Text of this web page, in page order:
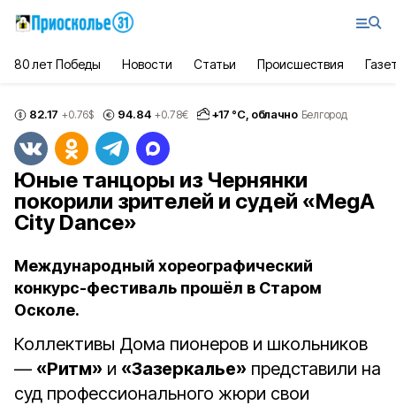
80 лет Победы Новости Статьи Происшествия
82.17 +0.76$ 94.84 +0.78€ +17 °С, облачно Белгород
Юные танцоры из Чернянки
покорили зрителей и судей «MegA
City Dance»
Международный хореографический
конкурс-фестиваль прошёл в Старом
Осколе.
Коллективы Дома пионеров и школьников
— «Ритм» и «Зазеркалье» представили на
суд профессионального жюри свои